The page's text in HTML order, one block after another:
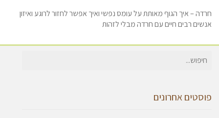
חרדה – איך הגוף מאותת על עומס נפשי ואיך אפשר לחזור לרוגע ואיזון
אנשים רבים חיים עם חרדה מבלי לזהות
חיפוש
פוסטים אחרונים